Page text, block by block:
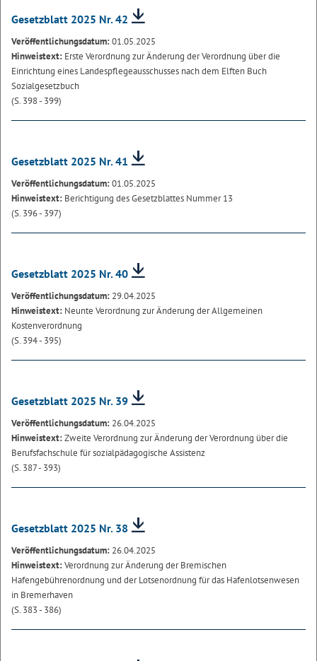
Gesetzblatt 2025 Nr. 42
Veröffentlichungsdatum:01.05.2025
Hinweistext: Erste Verordnung zur Änderung der Verordnung über die
Einrichtung eines Landespflegeausschusses nach dem Elften Buch
Sozialgesetzbuch
(S. 398 - 399)
Gesetzblatt 2025 Nr. 41
Veröffentlichungsdatum:01.05.2025
Hinweistext: Berichtigung des Gesetzblattes Nummer 13
(S. 396 - 397)
Gesetzblatt 2025 Nr. 40
Veröffentlichungsdatum: 29.04.2025
Hinweistext: Neunte Verordnung zur Änderung der Allgemeinen
Kostenverordnung
(S. 394 - 395)
Gesetzblatt 2025 Nr. 39
Veröffentlichungsdatum: 26.04.2025
Hinweistext:Zweite Verordnung zur Änderung der Verordnung über die
Berufsfachschule für sozialpädagogische Assistenz
(S. 387 - 393)
Gesetzblatt 2025 Nr. 38
Veröffentlichungsdatum: 26.04.2025
Hinweistext:Verordnung zur Änderung der Bremischen
Hafengebührenordnung und der Lotsenordnung für das Hafenlotsenwesen
in Bremerhaven
(S. 383 - 386)